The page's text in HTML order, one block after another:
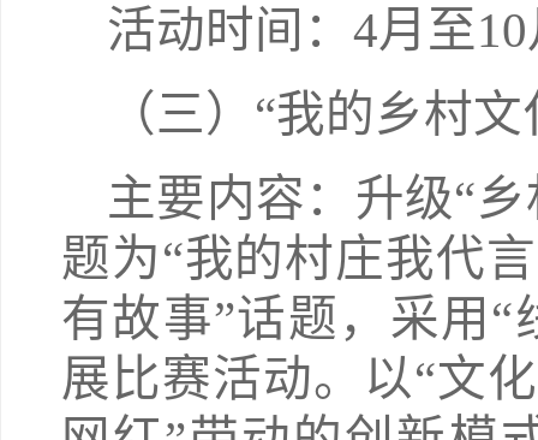
活动时间：4月至
（三）“我的乡村
主要内容：升级“
题为“我的村庄我代
有故事”话题，采用
展比赛活动。以“文